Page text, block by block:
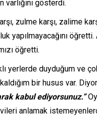
varlığını gösterdi.
zulme karşı, zalime
yapılmayacağını
öğretti.
yerlerde duyduğum ve
bir husus var.
kabul ediyorsunuz.”
anlamak